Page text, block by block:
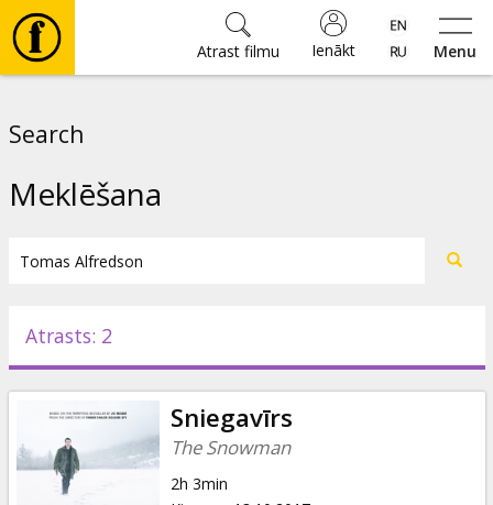
Menu
Ienākt
Atrast filmu
Pasākumi
Ziņas
Dāvanu
Search
Meklēšana
Atrasts: 2
Sniegavīrs
The Snowman
2h 3min